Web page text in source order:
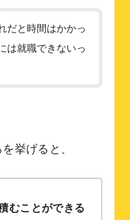
だと時間はかかっ
は就職できないっ
挙げると、
むことができる